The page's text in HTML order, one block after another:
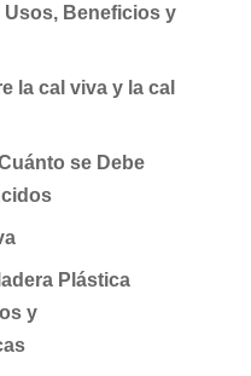
Beneficios y
la cal viva y la cal
se Debe
Plástica
y